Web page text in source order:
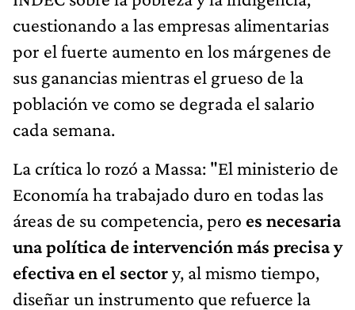
cuestionando a las empresas alimentarias
por el fuerte aumento en los márgenes de
sus ganancias mientras el grueso de la
población ve como se degrada el salario
cada semana.
La crítica lo rozó a Massa: "El ministerio de
Economía ha trabajado duro en todas las
áreas de su competencia, pero es necesaria
una política de intervención más precisa y
efectiva en el sectory, al mismo tiempo,
diseñar un instrumento que refuerce la